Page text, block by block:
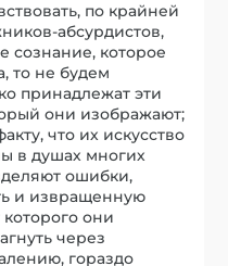
по крайней
абсурдистов,
сознание, которое
то не будем
принадлежат эти
они изображают;
что их искусство
в душах многих
ошибки,
и извращенную
они
через
гораздо